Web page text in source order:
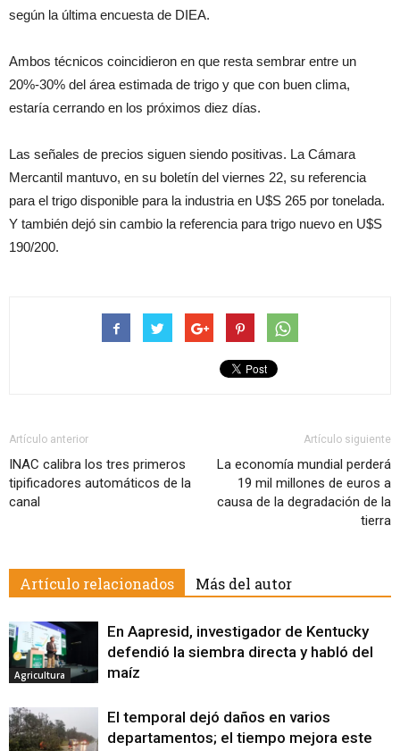
según la última encuesta de DIEA.
Ambos técnicos coincidieron en que resta sembrar entre un
20%-30% del área estimada de trigo y que con buen clima,
estaría cerrando en los próximos diez días.
Las señales de precios siguen siendo positivas. La Cámara
Mercantil mantuvo, en su boletín del viernes 22, su referencia
para el trigo disponible para la industria en U$S 265 por tonelada.
Y también dejó sin cambio la referencia para trigo nuevo en U$S
190/200.
Artículo anterior
INAC calibra los tres primeros
tipificadores automáticos de la
canal
Artículo siguiente
La economía mundial perderá
19 mil millones de euros a
causa de la degradación de la
tierra
Artículo relacionados Más del autor
Agricultura
En Aapresid, investigador de Kentucky
defendió la siembra directa y habló del
maíz
El temporal dejó daños en varios
departamentos; el tiempo mejora este